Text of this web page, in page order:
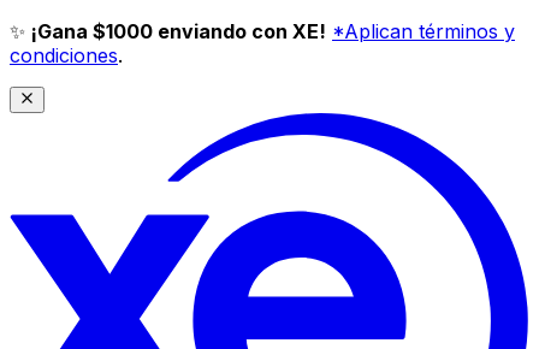
✨ ¡Gana $1000 enviando con XE! *Aplican términos y
condiciones.